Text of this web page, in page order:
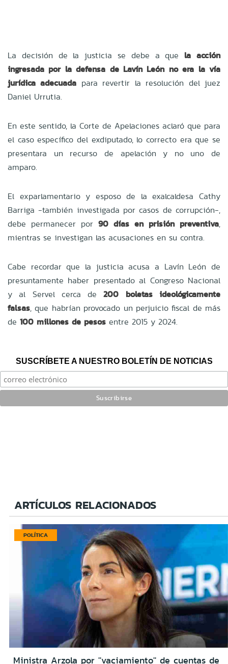
La decisión de la justicia se debe a que la acción
ingresada por la defensa de Lavín León no era la vía
jurídica adecuada para revertir la resolución del juez
Daniel Urrutia.
En este sentido, la Corte de Apelaciones aclaró que para
el caso específico del exdiputado, lo correcto era que se
presentara un recurso de apelación y no uno de
amparo.
El exparlamentario y esposo de la exalcaldesa Cathy
Barriga -también investigada por casos de corrupción-,
debe permanecer por 90 días en prisión preventiva,
mientras se investigan las acusaciones en su contra.
Cabe recordar que la justicia acusa a Lavín León de
presuntamente haber presentado al Congreso Nacional
y al Servel cerca de200 boletas ideológicamente
falsas, que habrían provocado un perjuicio fiscal de más
de 100 millones de pesos entre 2015 y 2024.
SUSCRÍBETE A NUESTRO BOLETÍN DE NOTICIAS
ARTÍCULOS RELACIONADOS
POLÍTICA
Ministra Arzola por ''vaciamiento'' de cuentas de